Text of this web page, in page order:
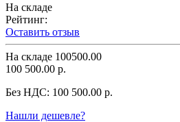
На складе
Рейтинг:
Оставить отзыв
На складе 100500.00
100 500.00 р.
Без НДС: 100 500.00 р.
Нашли дешевле?